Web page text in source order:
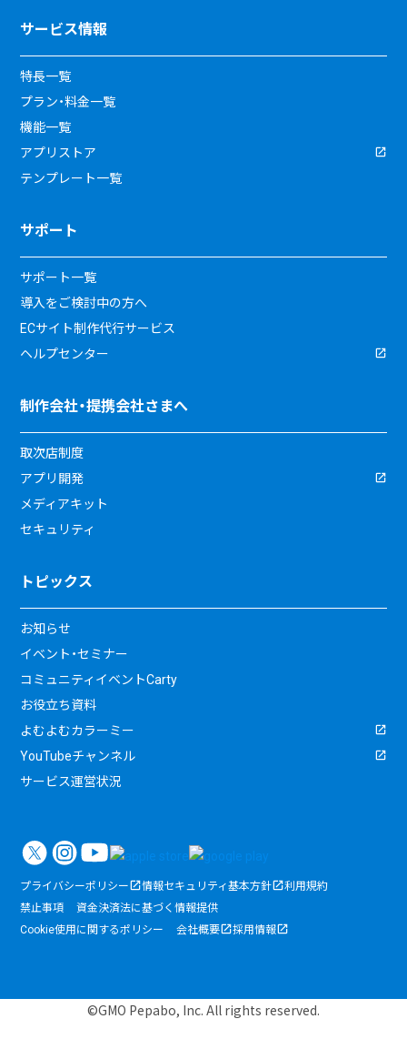
サービス情報
特長一覧
プラン・料金一覧
機能一覧
アプリストア
テンプレート一覧
サポート
サポート一覧
導入をご検討中の方へ
ECサイト制作代行サービス
ヘルプセンター
制作会社・提携会社さまへ
取次店制度
アプリ開発
メディアキット
セキュリティ
トピックス
お知らせ
イベント・セミナー
コミュニティイベントCarty
お役立ち資料
よむよむカラーミー
YouTubeチャンネル
サービス運営状況
プライバシーポリシー 情報セキュリティ基本方針
利用規約
禁止事項
資金決済法に基づく情報提供
Cookie使用に関するポリシー
会社概要 採用情報
©GMO Pepabo, Inc. All rights reserved.